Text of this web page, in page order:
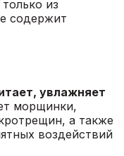
из
содержит
увлажняет
морщинки,
а также
воздействий